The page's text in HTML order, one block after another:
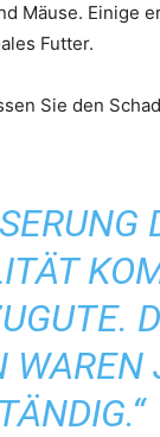
Mäuse. Einige
Futter.
Sie den
WAREN